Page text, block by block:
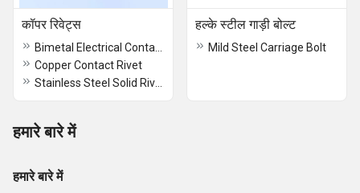
कॉपर रिवेट्स
Copper Contact Rivet
हल्के स्टील गाड़ी बोल्ट
Mild Steel Carriage Bolt
हमारे बारे में
हमारे बारे में